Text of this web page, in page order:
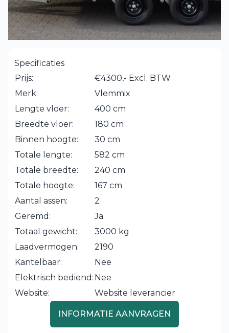
Specificaties
Prijs:
€4300,- Excl. BTW
Merk:
Vlemmix
Lengte vloer:
400 cm
Breedte vloer:
180 cm
Binnen hoogte:
30 cm
Totale lengte:
582 cm
Totale breedte:
240 cm
Totale hoogte:
167 cm
Aantal assen:
2
Geremd:
Ja
Totaal gewicht:
3000 kg
Laadvermogen:
2190
Kantelbaar:
Nee
Elektrisch bediend: Nee
Website:
Website leverancier
INFORMATIE AANVRAGEN